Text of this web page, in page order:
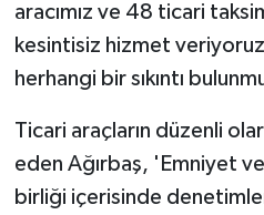
aracımız ve 48 ticari
kesintisiz hizmet
herhangi bir sıkıntı
Ticari araçların düzenli
eden Ağırbaş, 'Emniyet
birliği içerisinde